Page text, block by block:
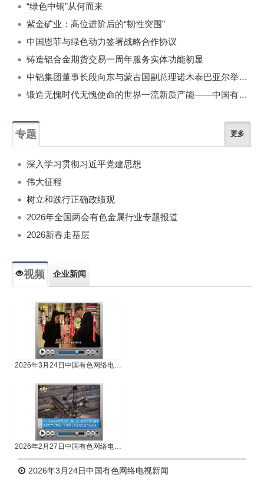
“绿色中铜”从何而来
紫金矿业：高位进阶后的“韧性突围”
中国恩菲与绿色动力签署战略合作协议
铸造铝合金期货交易一周年服务实体功能初显
中铝集团董事长段向东与蒙古国副总理诺木泰巴亚尔举行会谈
锻造无愧时代无愧使命的世界一流新质产能——中国有色金属工业的战略应对与破局之道（二）
专题 更多
深入学习贯彻习近平党建思想
伟大征程
树立和践行正确政绩观
2026年全国两会有色金属行业专题报道
2026新春走基层
视频 企业新闻
2026年3月24日中国有色网络电视新闻
2026年2月27日中国有色网络电视新闻
2026年3月24日中国有色网络电视新闻